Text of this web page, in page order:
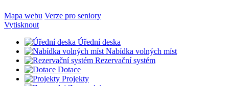
Mapa webu Verze pro seniory
Vytisknout
Úřední deska
Nabídka volných míst
Rezervační systém
Dotace
Projekty